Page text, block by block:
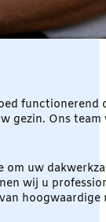
gezin. Ons
uw
wij u